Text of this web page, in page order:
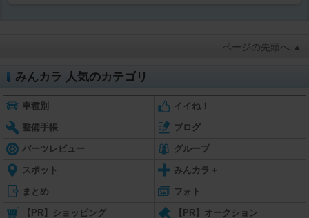
ページの先頭へ ▲
みんカラ 人気のカテゴリ
車種別 イイね！
整備手帳 ブログ
パーツレビュー グループ
スポット みんカラ＋
まとめ フォト
【PR】ショッピング 【PR】オークション